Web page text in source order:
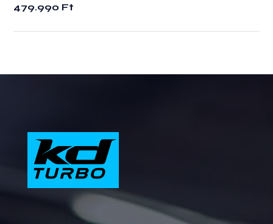
479.990 Ft